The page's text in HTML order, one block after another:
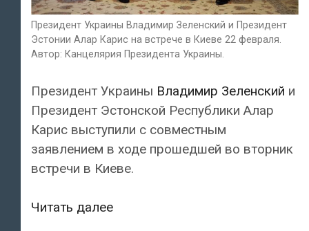
Президент Украины Владимир Зеленский и Президент
Эстонии Алар Карис на встрече в Киеве 22 февраля.
Автор: Канцелярия Президента Украины.
Президент Украины Владимир Зеленский и
Президент Эстонской Республики Алар
Карис выступили с совместным
заявлением в ходе прошедшей во вторник
встречи в Киеве.
Читать далееПрезиденты